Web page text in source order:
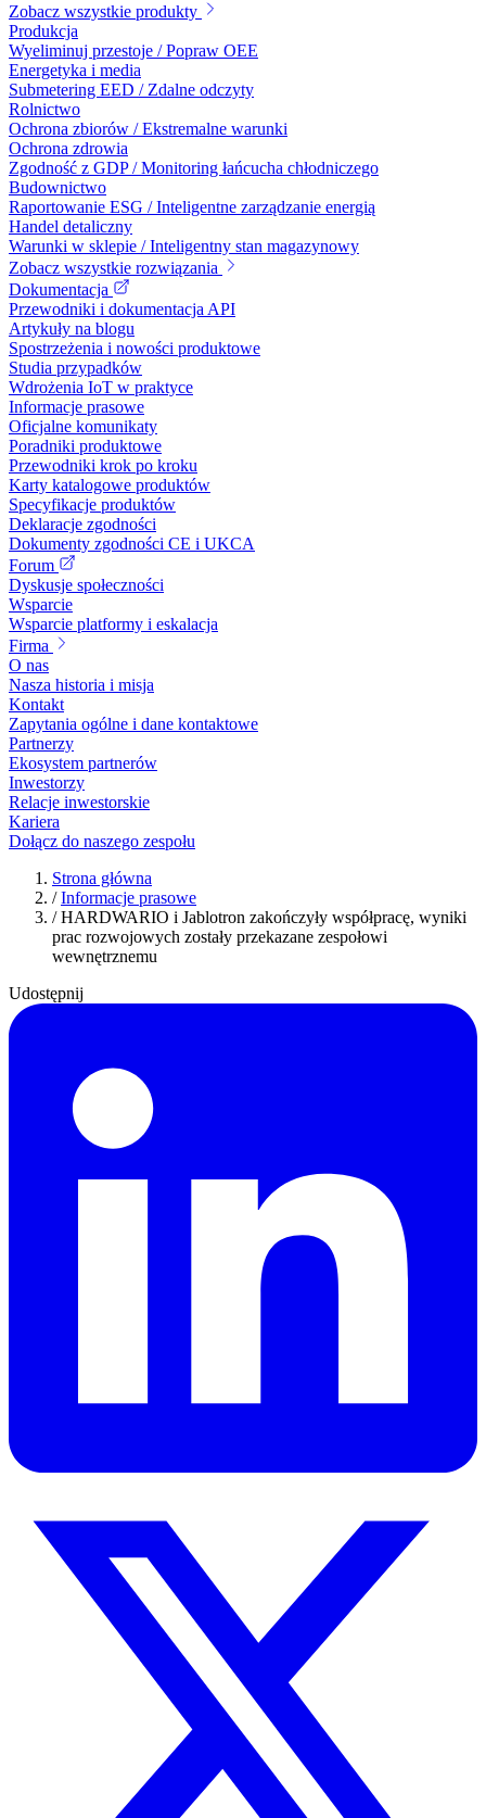
Zobacz wszystkie produkty
Produkcja
Wyeliminuj przestoje / Popraw OEE
Energetyka i media
Submetering EED / Zdalne odczyty
Rolnictwo
Ochrona zbiorów / Ekstremalne warunki
Ochrona zdrowia
Zgodność z GDP / Monitoring łańcucha chłodniczego
Budownictwo
Raportowanie ESG / Inteligentne zarządzanie energią
Handel detaliczny
Warunki w sklepie / Inteligentny stan magazynowy
Zobacz wszystkie rozwiązania
Dokumentacja
Przewodniki i dokumentacja API
Artykuły na blogu
Spostrzeżenia i nowości produktowe
Studia przypadków
Wdrożenia IoT w praktyce
Informacje prasowe
Oficjalne komunikaty
Poradniki produktowe
Przewodniki krok po kroku
Karty katalogowe produktów
Specyfikacje produktów
Deklaracje zgodności
Dokumenty zgodności CE i UKCA
Forum
Dyskusje społeczności
Wsparcie
Wsparcie platformy i eskalacja
Firma
O nas
Nasza historia i misja
Kontakt
Zapytania ogólne i dane kontaktowe
Partnerzy
Ekosystem partnerów
Inwestorzy
Relacje inwestorskie
Kariera
Dołącz do naszego zespołu
Strona główna
/ Informacje prasowe
/ HARDWARIO i Jablotron zakończyły współpracę, wyniki
prac rozwojowych zostały przekazane zespołowi
wewnętrznemu
Udostępnij